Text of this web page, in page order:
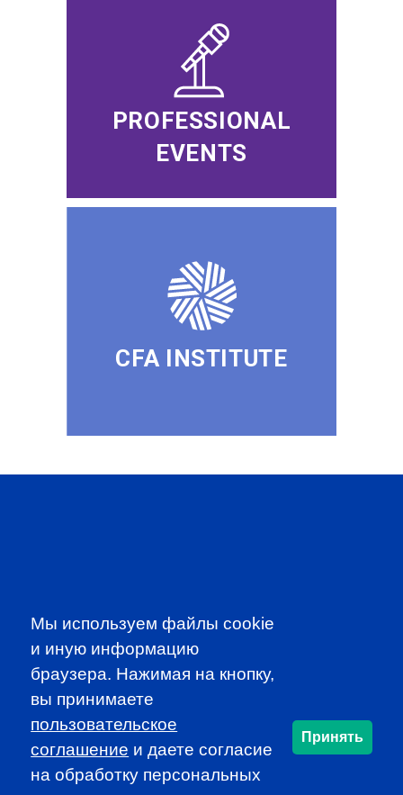
PROFESSIONAL
EVENTS
CFA INSTITUTE
CFA Association Russia. Ассоциация CFA (Россия) не
занимается вопросами приема документов и сдачи
экзаменов - это исключительная сфера Института CFA.
По всем вопросам, связанным со сдачей экзаменов
CFA (Levels I, II, III) просьба обращаться по адресу
Мы используем файлы cookie
и иную информацию
браузера. Нажимая на кнопку,
вы принимаете
пользовательское
соглашение и даете согласие
на обработку персональных
Принять